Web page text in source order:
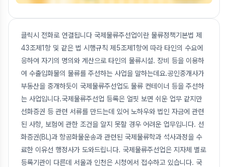
클릭시 전화로 연결됩니다 국제물류주선업이란 물류정책기본법 제
43조제1항 및 같은 법 시행규칙 제5조제1항에 따라 타인의 수요에
응하여 자기의 명의와 계산으로 타인의 물류시설. 장비 등을 이용하
여 수출입화물의 물류를 주선하는 사업을 말하는데요.공인중개사가
부동산을 중개하듯이 국제물류주선업도 물류 컨테이너 등을 주선하
는 사업입니다.국제물류주선업 등록은 얼핏 보면 쉬운 업무 같지만
선화증권 등 관련 서류를 만드는데 있어 노하우와 법인 자금에 관련
된 사항, 보험에 관한 조건을 알지 못할 경우 어려운 업무입니다. 선
화증권(BL)과 항공화물운송과 관련된 국제물류학과 석사과정을 수
료한 이유선 행정사가 도와드립니다. 국제물류주선업은 지자체 별로
등록기관이 다른데 서울과 인천은 시청에서 접수하고 있습니다. 국